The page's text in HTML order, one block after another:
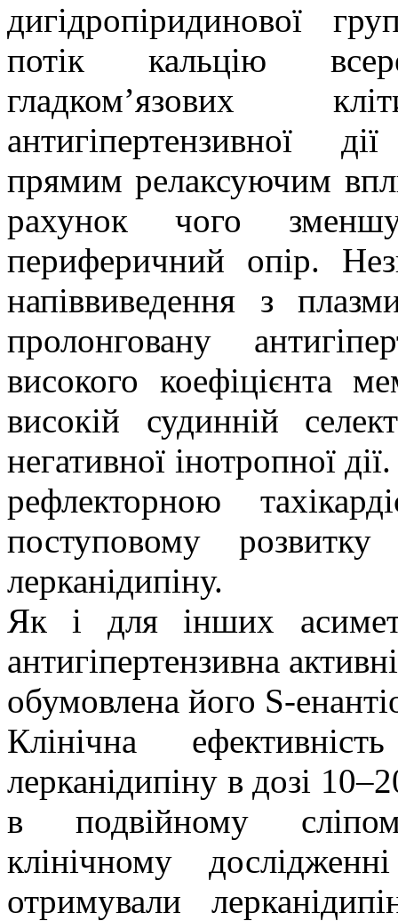
дигідропіридинової
потік кальцію
гладком’язових
антигіпертензивної
прямим релаксуючим
рахунок чого
периферичний опір.
напіввиведення з
пролонговану
високого коефіцієнта
високій судинній
негативної інотропної
рефлекторною
поступовому
лерканідипіну.
Як і для інших
антигіпертензивна
обумовлена його S-
Клінічна
лерканідипіну в дозі
в подвійному
клінічному
отримували